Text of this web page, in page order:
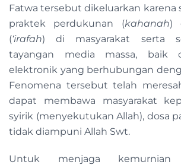
Fatwa tersebut dikeluarkan karena
praktek perdukunan (kahanah)
(‘irafah) di masyarakat serta
tayangan media massa, baik
elektronik yang berhubungan
Fenomena tersebut telah
dapat membawa masyarakat
syirik (menyekutukan Allah), dosa
tidak diampuni Allah Swt.
Untuk menjaga